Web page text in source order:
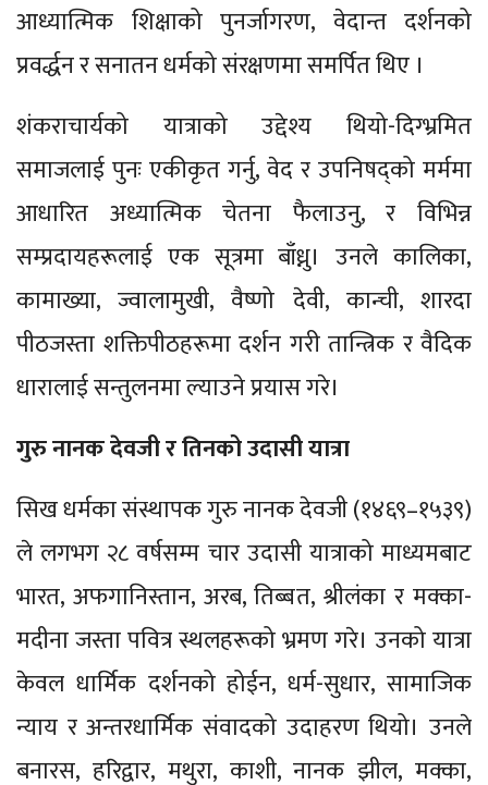
आध्यात्मिक शिक्षाको पुनर्जागरण, वेदान्त दर्शनको
प्रवर्द्धन र सनातन धर्मको संरक्षणमा समर्पित थिए ।
शंकराचार्यको यात्राको उद्देश्य थियो-दिग्भ्रमित
समाजलाई पुनः एकीकृत गर्नु, वेद र उपनिषद्को मर्ममा
आधारित अध्यात्मिक चेतना फैलाउनु, र विभिन्न
सम्प्रदायहरूलाई एक सूत्रमा बाँध्नु। उनले कालिका,
कामाख्या, ज्वालामुखी, वैष्णो देवी, कान्ची, शारदा
पीठजस्ता शक्तिपीठहरूमा दर्शन गरी तान्त्रिक र वैदिक
धारालाई सन्तुलनमा ल्याउने प्रयास गरे।
गुरु नानक देवजी र तिनको उदासी यात्रा
सिख धर्मका संस्थापक गुरु नानक देवजी (१४६९–१५३९)
ले लगभग २८ वर्षसम्म चार उदासी यात्राको माध्यमबाट
भारत, अफगानिस्तान, अरब, तिब्बत, श्रीलंका र मक्का-
मदीना जस्ता पवित्र स्थलहरूको भ्रमण गरे। उनको यात्रा
केवल धार्मिक दर्शनको होईन, धर्म-सुधार, सामाजिक
न्याय र अन्तरधार्मिक संवादको उदाहरण थियो। उनले
बनारस, हरिद्वार, मथुरा, काशी, नानक झील, मक्का,